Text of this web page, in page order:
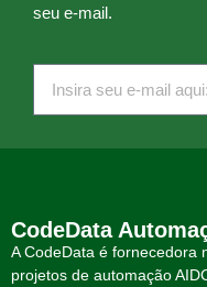
seu e-mail.
CodeData
A CodeData é fornecedora
projetos de automação